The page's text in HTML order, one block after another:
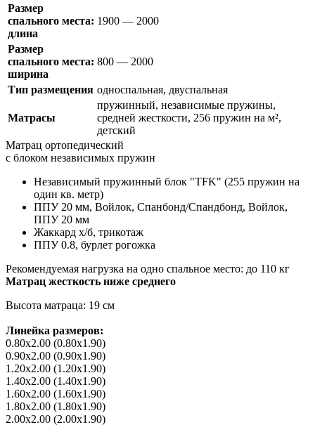
Размер
спального места:
длина
1900 — 2000
Размер
спального места:
ширина
800 — 2000
Тип размещения односпальная, двуспальная
Матрасы
пружинный, независимые пружины,
средней жесткости, 256 пружин на м²,
детский
Матрац ортопедический
с блоком независимых пружин
Независимый пружинный блок "TFK" (255 пружин на
один кв. метр)
ППУ 20 мм, Войлок, Спанбонд/Спандбонд, Войлок,
ППУ 20 мм
Жаккард х/б, трикотаж
ППУ 0.8, бурлет рогожка
Рекомендуемая нагрузка на одно спальное место: до 110 кг
Матрац жесткость ниже среднего
Высота матраца: 19 см
Линейка размеров:
0.80х2.00 (0.80х1.90)
0.90х2.00 (0.90х1.90)
1.20х2.00 (1.20х1.90)
1.40х2.00 (1.40х1.90)
1.60х2.00 (1.60х1.90)
1.80х2.00 (1.80х1.90)
2.00х2.00 (2.00х1.90)